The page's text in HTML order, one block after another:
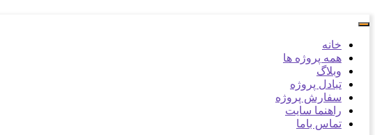
خانه
همه پروژه ها
وبلاگ
تبادل پروژه
سفارش پروژه
راهنما سایت
تماس باما